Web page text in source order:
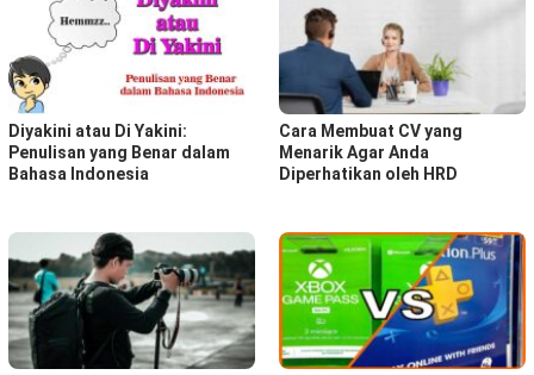
Diyakini atau Di Yakini:
Penulisan yang Benar dalam
Bahasa Indonesia
Cara Membuat CV yang
Menarik Agar Anda
Diperhatikan oleh HRD